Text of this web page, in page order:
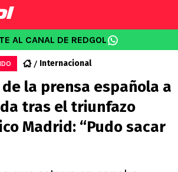
AL CANAL DE REDGOL
Internacional
la prensa española a
tras el triunfazo
Madrid: “Pudo sacar